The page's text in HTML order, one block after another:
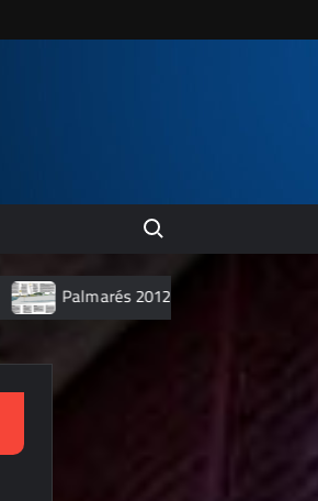
Search for:
des 10 villes les plus polluées de Chine